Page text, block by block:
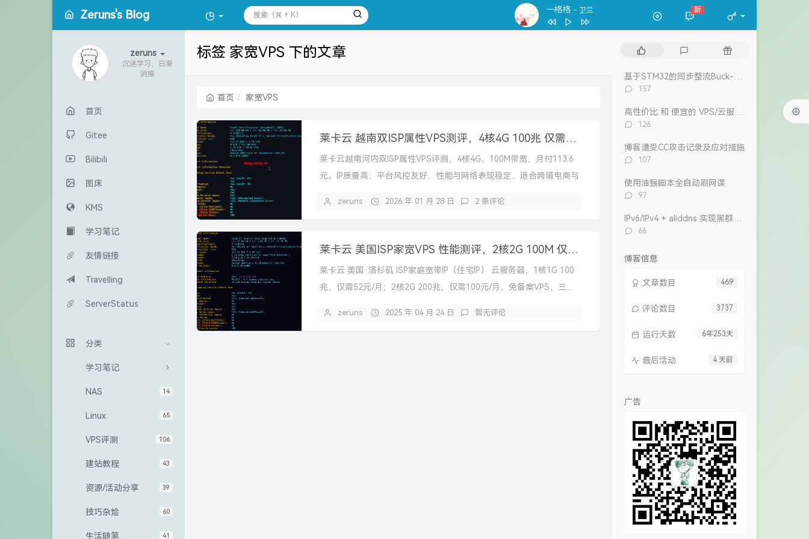
Zeruns's Blog 万水千山纵横
1
春夏秋冬 张国荣
周柏豪
张国荣
7 Dear Leslie
吴雨霏 / 周柏豪
9
我们万岁
陈奕迅 / eason and the duo band
洪卓立
新
zeruns
沉迷学习，日渐
消瘦
首页
Gitee
Bilibili
图床
KMS
学习笔记
友情链接
Travelling
ServerStatus
分类
学习笔记
14
NAS
65
Linux
106
VPS评测
43
建站教程
39
资源/活动分享
60
技巧杂烩
41
生活随笔
标签 家宽VPS 下的文章
首页 家宽VPS
莱卡云 越南双ISP属性VPS测评，4核4G 100兆 仅需113.6元/月
莱卡云越南河内双ISP属性VPS评测，4核4G、100M带宽，月付113.6
元。IP质量高、平台风控友好，性能与网络表现稳定，适合跨境电商与
zeruns 2026 年 01 月 28 日 2 条评论
莱卡云 美国ISP家宽VPS 性能测评，2核2G 100M 仅需56元/月，三网直连
莱卡云 美国·洛杉矶 ISP家庭宽带IP（住宅IP） 云服务器，1核1G 100
兆，仅需52元/月；2核2G 200兆，仅需100元/月，免备案VPS，三...
zeruns 2025 年 04 月 24 日 暂无评论
文
章
评
随
评
数：
157
评
数：
126
博客遭受CC攻击记录及应对措施
评
数：
107
使用油猴脚本全自动刷网课
评
数：
97
评
66
博客信息
469
文章数目
3737
评论数目
6年253天
运行天数
4 天前
最后活动
广告